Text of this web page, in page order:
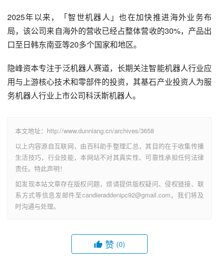
2025年以来，「智世机器人」也在加快推进海外业务布
局，该公司来自海外的营收已经占整体营收的30%，产品出
口至日韩东南亚等20多个国家和地区。
隐峰资本专注于泛机器人赛道，长期关注智能机器人行业应
用与上游核心技术和零部件的投资，其基石产业投资人为服
务机器人行业上市公司科沃斯机器人。
本文地址：http://www.dunniang.cn/archives/3658
以上内容源自互联网，由百科助手整理汇总，其目的在于收集传播
生活技巧，行业技能，本网站不对其真实性、可靠性承担任何法律
责任。特此声明！
如发现本站文章存在版权问题，烦请提供版权疑问、侵权链接、联
系方式等信息发邮件至candieraddenipc92@gmail.com，我们将及
时沟通与处理。
赞 (0)